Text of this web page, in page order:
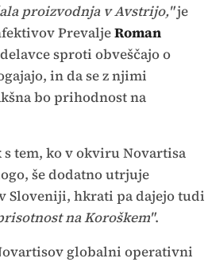
proizvodnja v Avstrijo,"je
PrevaljeRoman
sproti obveščajo o
in da se z njimi
bo prihodnost na
s tem, ko v okviru Novartisa
še dodatno utrjuje
Sloveniji, hkrati pa dajejo tudi
na Koroškem".
globalni operativni